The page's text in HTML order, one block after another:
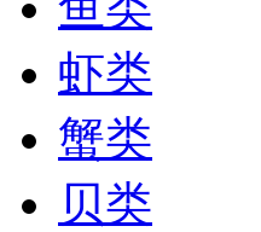
虾类
蟹类
贝类